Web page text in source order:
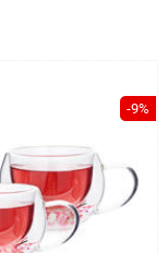
-9%